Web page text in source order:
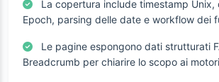
La copertura include timestamp Unix,
Epoch, parsing delle date e workflow dei
Le pagine espongono dati strutturati
Breadcrumb per chiarire lo scopo ai